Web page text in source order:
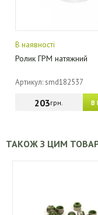
В наявності
Ролик ГРМ натяжний
Артикул: smd182537
В
203грн.
ТАКОЖ З ЦИМ